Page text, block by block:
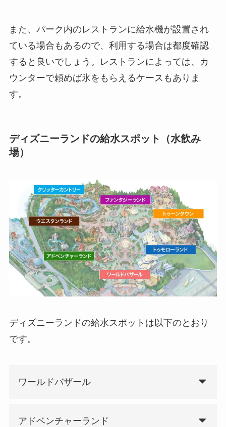
また、パーク内のレストランに給水機が設置され
ている場合もあるので、利用する場合は都度確認
すると良いでしょう。レストランによっては、カ
ウンターで頼めば氷をもらえるケースもありま
す。
ディズニーランドの給水スポット（水飲み
場）
ディズニーランドの給水スポットは以下のとおり
です。
ワールドバザール
アドベンチャーランド